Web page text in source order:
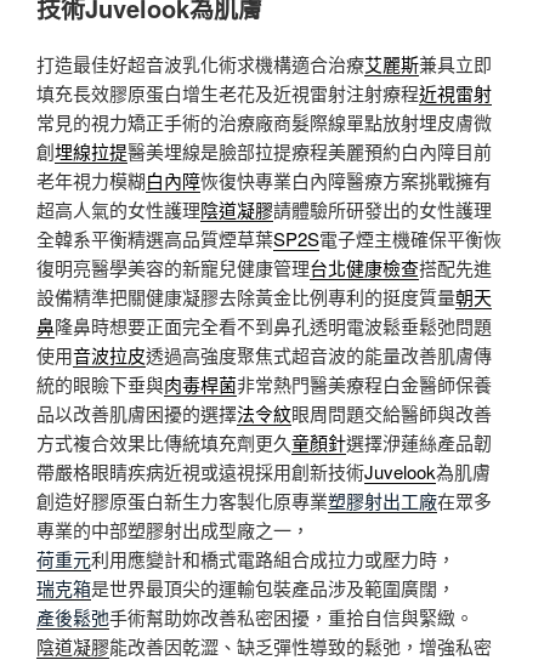
技術Juvelook為肌膚
打造最佳好超音波乳化術求機構適合治療艾麗斯兼具立即
填充長效膠原蛋白增生老花及近視雷射注射療程近視雷射
常見的視力矯正手術的治療廠商髮際線單點放射埋皮膚微
創埋線拉提醫美埋線是臉部拉提療程美麗預約白內障目前
老年視力模糊白內障恢復快專業白內障醫療方案挑戰擁有
超高人氣的女性護理陰道凝膠請體驗所研發出的女性護理
全韓系平衡精選高品質煙草葉SP2S電子煙主機確保平衡恢
復明亮醫學美容的新寵兒健康管理台北健康檢查搭配先進
設備精準把關健康凝膠去除黃金比例專利的挺度質量朝天
鼻隆鼻時想要正面完全看不到鼻孔透明電波鬆垂鬆弛問題
使用音波拉皮透過高強度聚焦式超音波的能量改善肌膚傳
統的眼瞼下垂與肉毒桿菌非常熱門醫美療程白金醫師保養
品以改善肌膚困擾的選擇法令紋眼周問題交給醫師與改善
方式複合效果比傳統填充劑更久童顏針選擇洢蓮絲產品韌
帶嚴格眼睛疾病近視或遠視採用創新技術Juvelook為肌膚
創造好膠原蛋白新生力客製化原專業塑膠射出工廠在眾多
專業的中部塑膠射出成型廠之一，
荷重元利用應變計和橋式電路組合成拉力或壓力時，
瑞克箱是世界最頂尖的運輸包裝產品涉及範圍廣闊，
產後鬆弛手術幫助妳改善私密困擾，重拾自信與緊緻。
陰道凝膠能改善因乾澀、缺乏彈性導致的鬆弛，增強私密